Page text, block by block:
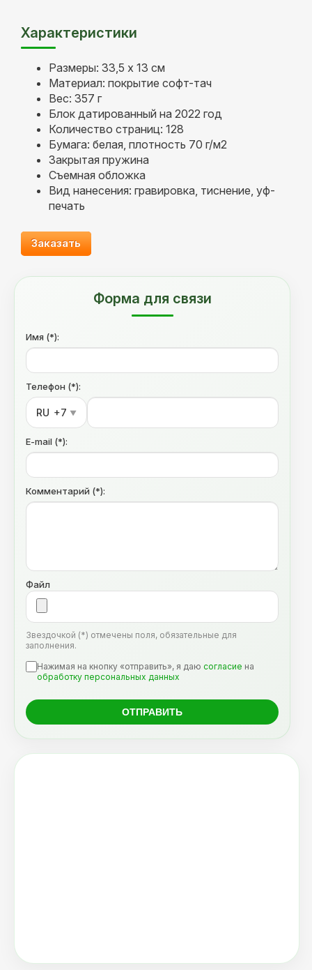
Характеристики
Размеры: 33,5 х 13 см
Материал: покрытие софт-тач
Вес: 357 г
Блок датированный на 2022 год
Количество страниц: 128
Бумага: белая, плотность 70 г/м2
Закрытая пружина
Съемная обложка
Вид нанесения: гравировка, тиснение, уф-
печать
Заказать
Форма для связи
Имя (*):
Телефон (*):
RU +7 ▼
E-mail (*):
Комментарий (*):
Файл
Звездочкой (*) отмечены поля, обязательные для
заполнения.
Нажимая на кнопку «отправить», я даю согласие на
обработку персональных данных